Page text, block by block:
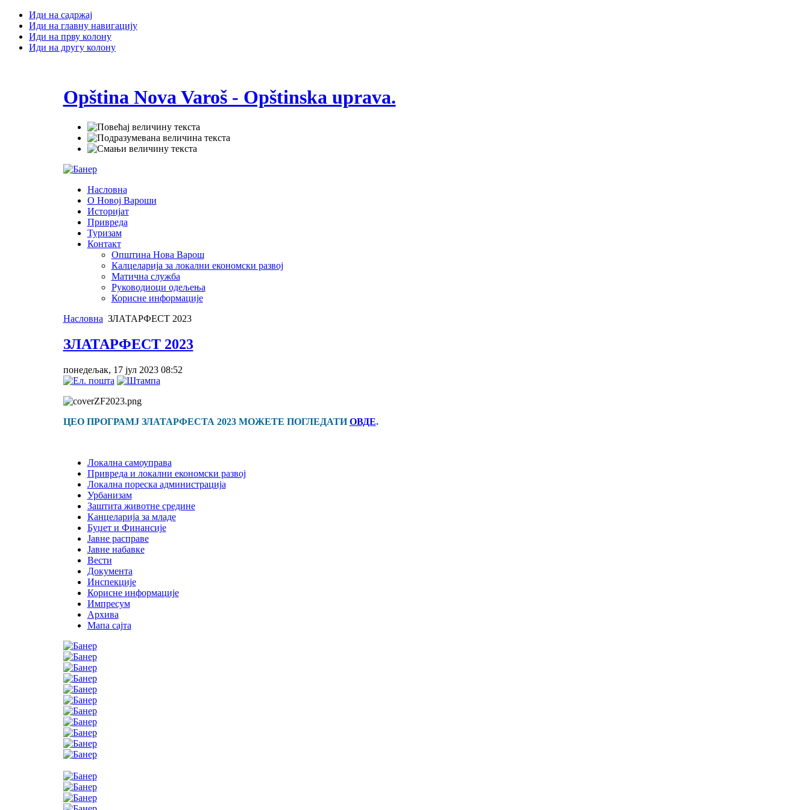
Иди на садржај
Иди на главну навигацију
Иди на прву колону
Иди на другу колону
Opština Nova Varoš - Opštinska uprava.
Насловна
О Новој Вароши
Историјат
Привреда
Туризам
Контакт
Општина Нова Варош
Калцеларија за локални економски развој
Матична служба
Руководиоци одељења
Корисне информације
Насловна ЗЛАТАРФЕСТ 2023
ЗЛАТАРФЕСТ 2023
понедељак, 17 јул 2023 08:52
ЦЕО ПРОГРАМЈ ЗЛАТАРФЕСТА 2023 МОЖЕТЕ ПОГЛЕДАТИОВДЕ.
Локална самоуправа
Привреда и локални економски развој
Локална пореска администрација
Урбанизам
Заштита животне средине
Канцеларија за младе
Буџет и Финансије
Јавне расправе
Јавне набавке
Вести
Документа
Инспекције
Корисне информације
Импресум
Архива
Мапа сајта